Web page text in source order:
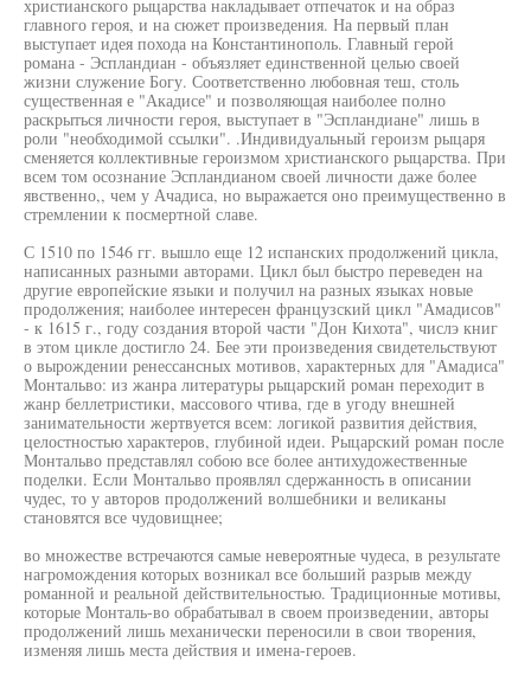
христианского рыцарства накладывает отпечаток и на образ
главного героя, и на сюжет произведения. На первый план
выступает идея похода на Константинополь. Главный герой
романа - Эспландиан - объязляет единственной целью своей
жизни служение Богу. Соответственно любовная теш, столь
существенная е "Акадисе" и позволяющая наиболее полно
раскрыться личности героя, выступает в "Эспландиане" лишь в
роли "необходимой ссылки". .Индивидуальный героизм рыцаря
сменяется коллективные героизмом христианского рыцарства. При
всем том осознание Эспландианом своей личности даже более
явственно,, чем у Ачадиса, но выражается оно преимущественно в
стремлении к посмертной славе.
С 1510 по 1546 гг. вышло еще 12 испанских продолжений цикла,
написанных разными авторами. Цикл был быстро переведен на
другие европейские языки и получил на разных языках новые
продолжения; наиболее интересен французский цикл "Амадисов"
- к 1615 г., году создания второй части "Дон Кихота", числэ книг
в этом цикле достигло 24. Бее эти произведения свидетельствуют
о вырождении ренессансных мотивов, характерных для "Амадиса"
Монтальво: из жанра литературы рыцарский роман переходит в
жанр беллетристики, массового чтива, где в угоду внешней
занимательности жертвуется всем: логикой развития действия,
целостностью характеров, глубиной идеи. Рыцарский роман после
Монтальво представлял собою все более антихудожественные
поделки. Если Монтальво проявлял сдержанность в описании
чудес, то у авторов продолжений волшебники и великаны
становятся все чудовищнее;
во множестве встречаются самые невероятные чудеса, в результате
нагромождения которых возникал все больший разрыв между
романной и реальной действительностью. Традиционные мотивы,
которые Монталь-во обрабатывал в своем произведении, авторы
продолжений лишь механически переносили в свои творения,
изменяя лишь места действия и имена-героев.